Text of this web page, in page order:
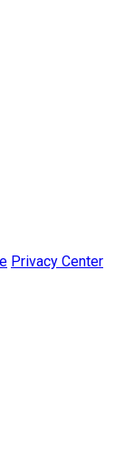
Privacy Center